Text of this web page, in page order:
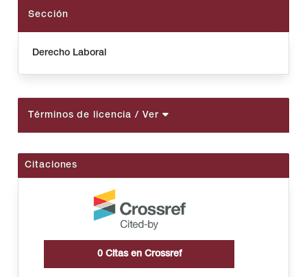
Sección
Derecho Laboral
Términos de licencia/ Ver
Citaciones
0Citas en Crossref